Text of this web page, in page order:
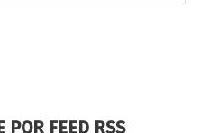
POR FEED RSS